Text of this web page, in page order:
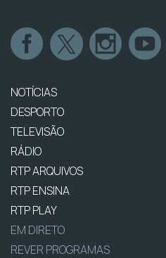
NOTÍCIAS
DESPORTO
TELEVISÃO
RÁDIO
RTP ARQUIVOS
RTP ENSINA
RTP PLAY
EM DIRETO
REVER PROGRAMAS